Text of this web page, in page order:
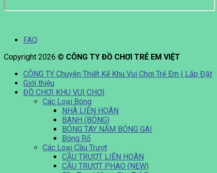
FAQ
Copyright 2026 © CÔNG TY ĐỒ CHƠI TRẺ EM VIỆT
CÔNG TY Chuyên Thiết Kế Khu Vui Chơi Trẻ Em | Lắp Đặt
Giới thiệu
ĐỒ CHƠI KHU VUI CHƠI
Các Loại Bóng
NHÀ LIÊN HOÀN
BANH (BÓNG)
BÓNG TAY NẮM BÓNG GAI
Bóng Rổ
Các Loại Cầu Trượt
CẦU TRƯỢT LIÊN HOÀN
CẦU TRƯỢT PHAO (NEW)